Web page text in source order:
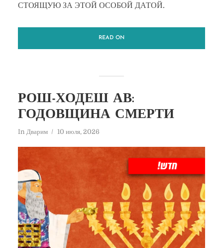
СТОЯЩУЮ ЗА ЭТОЙ ОСОБОЙ ДАТОЙ.
READ ON
РОШ-ХОДЕШ АВ:
ГОДОВЩИНА СМЕРТИ
In Дварим 10 июля, 2026